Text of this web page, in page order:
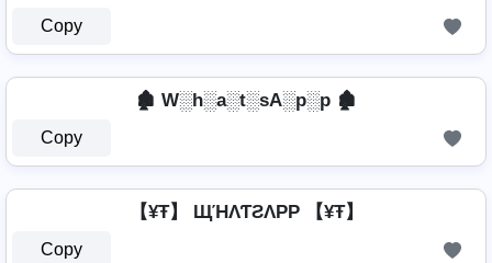
Copy
🏚️ W░h░a░t░sA░p░p 🏚️
Copy
【¥Ŧ】 ЩΉΛƬƧΛPP 【¥Ŧ】
Copy